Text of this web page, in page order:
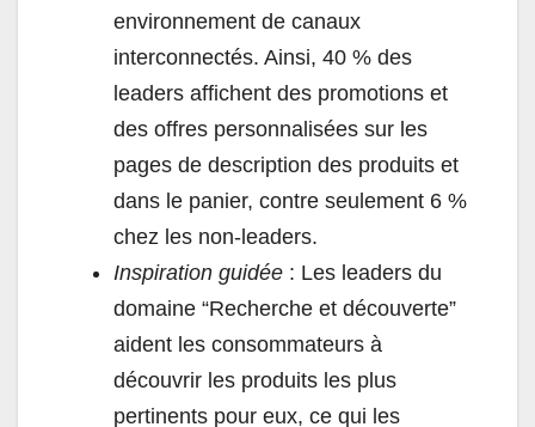
environnement de canaux
interconnectés. Ainsi, 40 % des
leaders affichent des promotions et
des offres personnalisées sur les
pages de description des produits et
dans le panier, contre seulement 6 %
chez les non-leaders.
Inspiration guidée : Les leaders du
domaine “Recherche et découverte”
aident les consommateurs à
découvrir les produits les plus
pertinents pour eux, ce qui les